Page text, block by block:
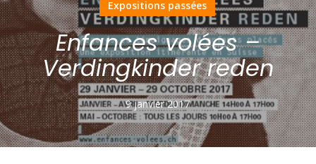
Expositions passées
Enfances volées –
Verdingkinder reden
9 janvier 2017